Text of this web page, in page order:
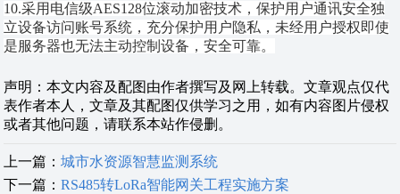
10.采用电信级AES128位滚动加密技术，保护用户通讯安全独
立设备访问账号系统，充分保护用户隐私，未经用户授权即使
是服务器也无法主动控制设备，安全可靠。
声明：本文内容及配图由作者撰写及网上转载。文章观点仅代
表作者本人，文章及其配图仅供学习之用，如有内容图片侵权
或者其他问题，请联系本站作侵删。
上一篇：城市水资源智慧监测系统
下一篇：RS485转LoRa智能网关工程实施方案